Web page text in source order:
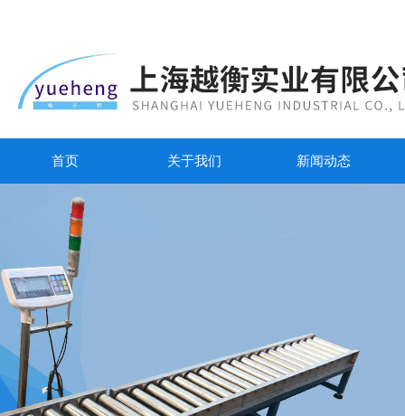
首页 关于我们 新闻动态